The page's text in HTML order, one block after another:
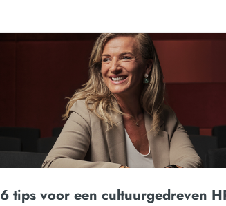
6 tips voor een cultuurgedreven